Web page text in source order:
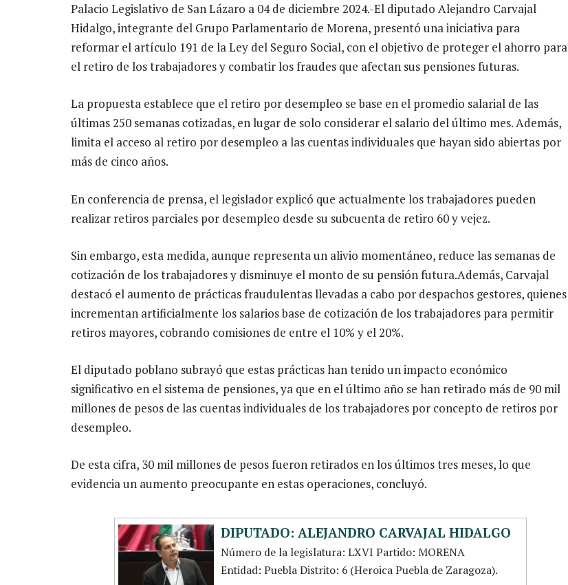
Palacio Legislativo de San Lázaro a 04 de diciembre 2024.-El diputado Alejandro Carvajal
Hidalgo, integrante del Grupo Parlamentario de Morena, presentó una iniciativa para
reformar el artículo 191 de la Ley del Seguro Social, con el objetivo de proteger el ahorro para
el retiro de los trabajadores y combatir los fraudes que afectan sus pensiones futuras.
La propuesta establece que el retiro por desempleo se base en el promedio salarial de las
últimas 250 semanas cotizadas, en lugar de solo considerar el salario del último mes. Además,
limita el acceso al retiro por desempleo a las cuentas individuales que hayan sido abiertas por
más de cinco años.
En conferencia de prensa, el legislador explicó que actualmente los trabajadores pueden
realizar retiros parciales por desempleo desde su subcuenta de retiro 60 y vejez.
Sin embargo, esta medida, aunque representa un alivio momentáneo, reduce las semanas de
cotización de los trabajadores y disminuye el monto de su pensión futura.Además, Carvajal
destacó el aumento de prácticas fraudulentas llevadas a cabo por despachos gestores, quienes
incrementan artificialmente los salarios base de cotización de los trabajadores para permitir
retiros mayores, cobrando comisiones de entre el 10% y el 20%.
El diputado poblano subrayó que estas prácticas han tenido un impacto económico
significativo en el sistema de pensiones, ya que en el último año se han retirado más de 90 mil
millones de pesos de las cuentas individuales de los trabajadores por concepto de retiros por
desempleo.
De esta cifra, 30 mil millones de pesos fueron retirados en los últimos tres meses, lo que
evidencia un aumento preocupante en estas operaciones, concluyó.
DIPUTADO: ALEJANDRO CARVAJAL HIDALGO
Número de la legislatura: LXVI Partido: MORENA
Entidad: Puebla Distrito: 6 (Heroica Puebla de Zaragoza).